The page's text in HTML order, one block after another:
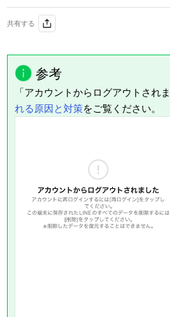
共有する
参考
「アカウントからログアウトされ
れる原因と対策をご覧ください。